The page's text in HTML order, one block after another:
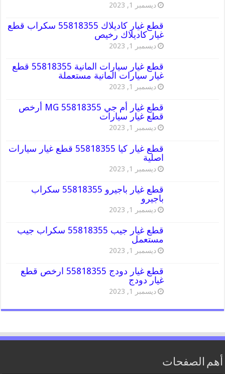
ديسمبر 1, 2023
قطع غيار كاديلاك 55818355 سكراب قطع
غيار كاديلاك رخيص
ديسمبر 1, 2023
قطع غيار سيارات المانية 55818355 قطع
غيار سيارات المانية مستعملة
ديسمبر 1, 2023
قطع غيار أم جي MG 55818355 أرخص
قطع غيار سيارات
ديسمبر 1, 2023
قطع غيار كيا 55818355 قطع غيار سيارات
اصلية
ديسمبر 1, 2023
قطع غيار باجيرو 55818355 سكراب
باجيرو
ديسمبر 1, 2023
قطع غيار جيب 55818355 سكراب جيب
مستعمل
ديسمبر 1, 2023
قطع غيار دودج 55818355 ارخص قطع
غيار دودج
ديسمبر 1, 2023
أهم الصفحات